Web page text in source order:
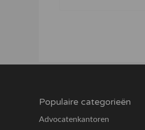
Populaire categorieën
Advocatenkantoren